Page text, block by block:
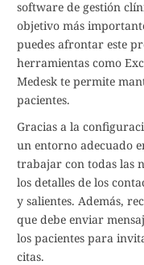
software de gestión
objetivo más
puedes afrontar este
herramientas como
Medesk te permite
pacientes.
Gracias a la
un entorno adecuado
trabajar con todas las
los detalles de los
y salientes. Además,
que debe enviar
los pacientes para
citas.